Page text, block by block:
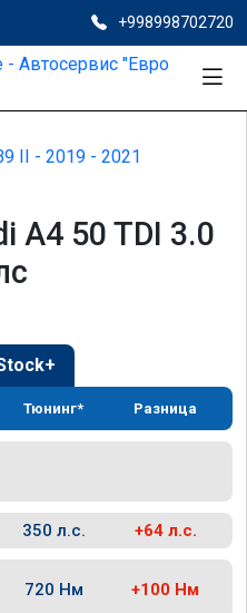
+998998702720
II - 2019 - 2021
A4 50 TDI 3.0
Тюнинг* Разница
350 л.с. +64 л.с.
720 Нм +100 Нм